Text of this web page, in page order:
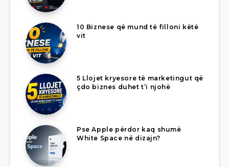
10 Biznese që mund të filloni këtë
vit
5 Llojet kryesore të marketingut që
çdo biznes duhet t’i njohë
Pse Apple përdor kaq shumë
White Space në dizajn?